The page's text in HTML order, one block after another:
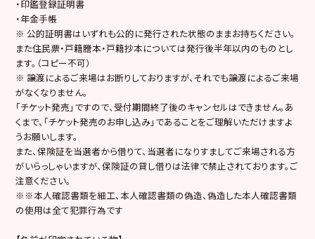
・印鑑登録証明書
・年金手帳
※ 公的証明書はいずれも公的に発行された状態のままお持ちください。
また住民票・戸籍謄本・戸籍抄本については発行後半年以内のものとし
ます。（コピー不可）
※ 譲渡によるご来場はお断りしておりますが、それでも譲渡によるご来場
がなくなりません。
「チケット発売」ですので、受付期間終了後のキャンセルはできません。あ
くまで、「チケット発売のお申し込み」であることをご理解いただけますよ
うお願いします。
また、保険証を当選者から借りて、当選者になりすましてご来場される方
がいらっしゃいますが、保険証の貸し借りは法律で禁止されております。ご
注意ください。
※※本人確認書類を細工、本人確認書類の偽造、偽造した本人確認書類
の使用は全て犯罪行為です